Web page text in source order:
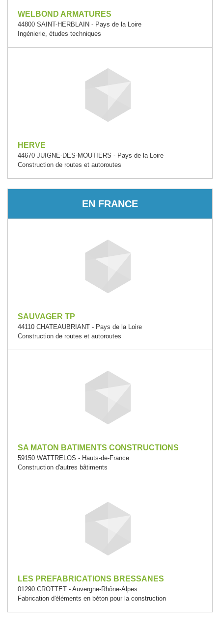
WELBOND ARMATURES
44800 SAINT-HERBLAIN - Pays de la Loire
Ingénierie, études techniques
HERVE
44670 JUIGNE-DES-MOUTIERS - Pays de la Loire
Construction de routes et autoroutes
EN FRANCE
SAUVAGER TP
44110 CHATEAUBRIANT - Pays de la Loire
Construction de routes et autoroutes
SA MATON BATIMENTS CONSTRUCTIONS
59150 WATTRELOS - Hauts-de-France
Construction d'autres bâtiments
LES PREFABRICATIONS BRESSANES
01290 CROTTET - Auvergne-Rhône-Alpes
Fabrication d'éléments en béton pour la construction